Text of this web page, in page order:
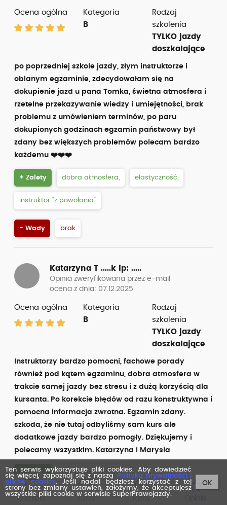
O szkole
Ocena ogólna
Kategoria
B
Rodzaj
szkolenia
TYLKO jazdy
doszkalające
po poprzedniej szkole jazdy, złym instruktorze i
oblanym egzaminie, zdecydowałam się na
dokupienie jazd u pana Tomka, świetna atmosfera i
rzetelne przekazywanie wiedzy i umiejętności, brak
problemu z umówieniem terminów, po paru
dokupionych godzinach egzamin państwowy był
zdany bez większych problemów polecam bardzo
każdemu ❤️❤️❤️
+ Zalety dobra atmosfera, elastyczność,
instruktor “z powołania”
- Wady brak
Katarzyna T .....k ip: .....
Opinia zweryfikowana przez e-mail
ocena z dnia: 07.12.2025
Ocena ogólna
Kategoria
B
Rodzaj
szkolenia
TYLKO jazdy
doszkalające
Instruktorzy bardzo pomocni, fachowe porady
również pod kątem egzaminu, dobra atmosfera w
trakcie samej jazdy bez stresu i z dużą korzyścią dla
kursanta. Po korekcie błędów od razu konstruktywna i
pomocna informacja zwrotna. Egzamin zdany.
szkoda, że nie tutaj odbyliśmy sam kurs ale
dodatkowe jazdy bardzo pomogły. Dziękujemy i
polecamy wszystkim. Katarzyna i Marysia
+ Zalety dobra atmosfera,
instruktor “z powołania”, profesjonalizm
Ten serwis wykorzystuje pliki cookies. Aby dowiedzieć
się więcej, zapoznaj się z naszą
Polityką prywatności i
plików cookies. Jeśli nadal będziesz korzystać z tej
strony bez zmiany ustawień, założymy, że akceptujesz
wszystkie pliki cookie w serwisie SuperPrawojazdy.
OK